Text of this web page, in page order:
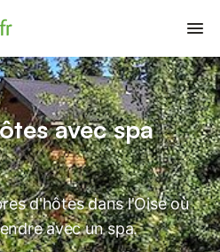
avec spa
d'hôtes dans l'Oise où
avec un spa.